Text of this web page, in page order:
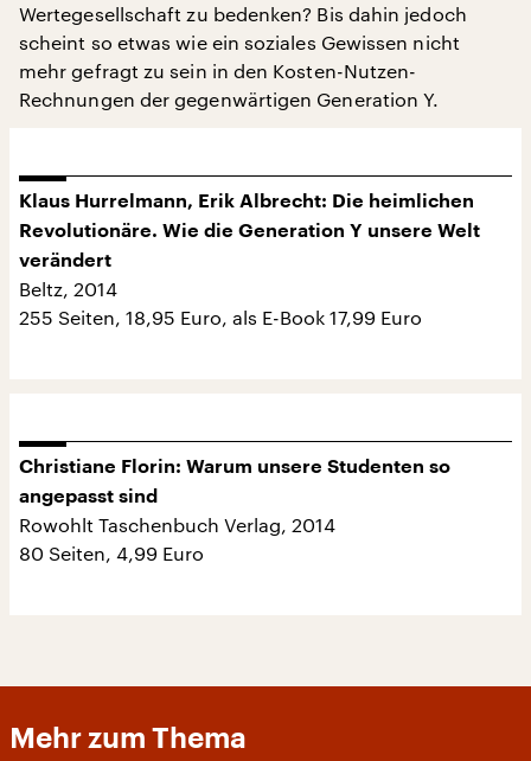
Wertegesellschaft zu bedenken? Bis dahin jedoch
scheint so etwas wie ein soziales Gewissen nicht
mehr gefragt zu sein in den Kosten-Nutzen-
Rechnungen der gegenwärtigen Generation Y.
Klaus Hurrelmann, Erik Albrecht: Die heimlichen
Revolutionäre. Wie die Generation Y unsere Welt
verändert
Beltz, 2014
255 Seiten, 18,95 Euro, als E-Book 17,99 Euro
Christiane Florin: Warum unsere Studenten so
angepasst sind
Rowohlt Taschenbuch Verlag, 2014
80 Seiten, 4,99 Euro
Mehr zum Thema